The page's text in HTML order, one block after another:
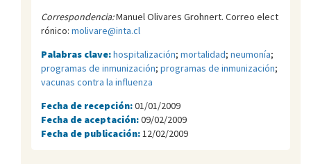
Correspondencia:Manuel Olivares Grohnert. Correo elect
rónico: molivare@inta.cl
Palabras clave:hospitalización; mortalidad; neumonía;
programas de inmunización; programas de inmunización;
vacunas contra la influenza
Fecha de recepción:01/01/2009
Fecha de aceptación:09/02/2009
Fecha de publicación: 12/02/2009